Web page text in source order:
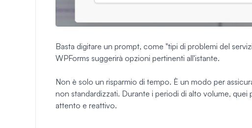
Basta digitare un prompt, come "tipi di problemi del
WPForms suggerirà opzioni pertinenti all'istante.
Non è solo un risparmio di tempo. È un modo per
non standardizzati. Durante i periodi di alto volume,
attento e reattivo.